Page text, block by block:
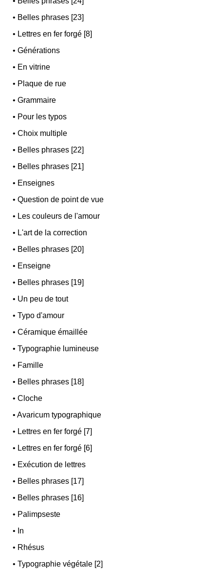
• Belles phrases [23]
• Lettres en fer forgé [8]
•Générations
• En vitrine
• Plaque de rue
•Grammaire
• Pour les typos
•Choix multiple
• Belles phrases [22]
• Belles phrases [21]
• Enseignes
•Question de point de vue
• Les couleurs de l'amour
• L'art de la correction
• Belles phrases [20]
• Enseigne
• Belles phrases [19]
• Un peu de tout
•Typo d'amour
•Céramique émaillée
•Typographie lumineuse
• Famille
• Belles phrases [18]
•Cloche
•Avaricum typographique
• Lettres en fer forgé [7]
• Lettres en fer forgé [6]
• Exécution de lettres
• Belles phrases [17]
• Belles phrases [16]
• Palimpseste
• In
• Rhésus
•Typographie végétale [2]